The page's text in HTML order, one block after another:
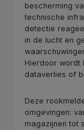
bescherming
technische
detectie
in de lucht en
Hierdoor wordt
dataverlies of
Deze
omgevingen:
magazijnen tot